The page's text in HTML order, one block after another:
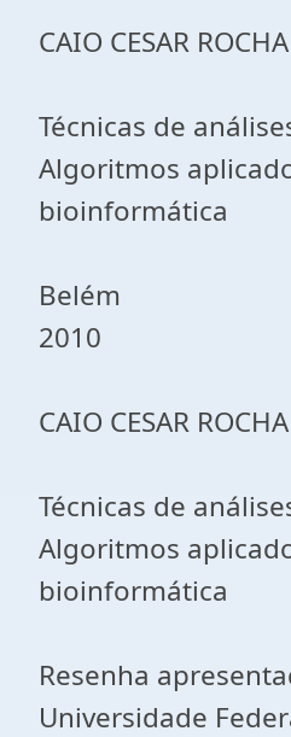
CAIO CESAR
Técnicas de
Algoritmos
bioinformática
Belém
2010
CAIO CESAR
Técnicas de
Algoritmos
bioinformática
Resenha
Universidade